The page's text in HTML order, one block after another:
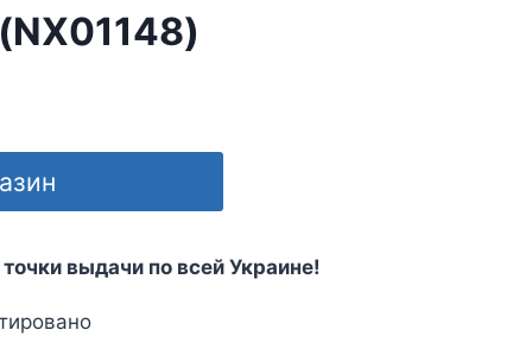
выдачи по всей Украине!